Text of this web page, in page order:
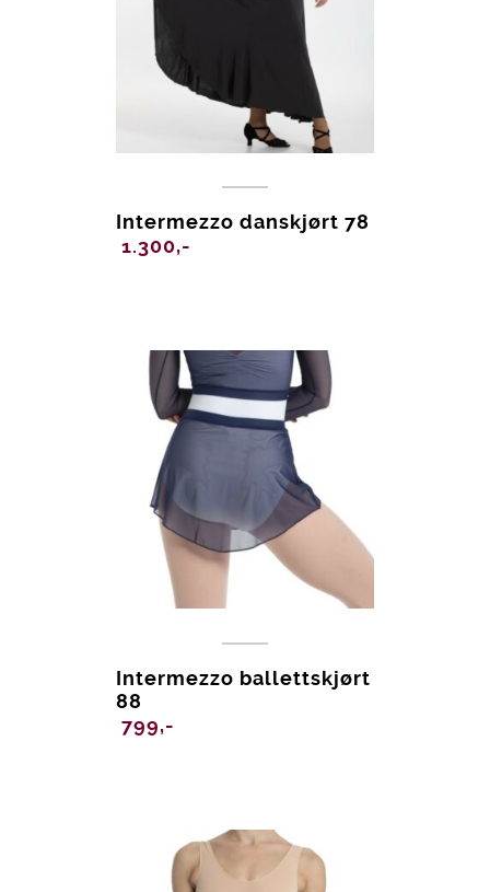
Intermezzo danskjørt 78
1.300,-
Intermezzo ballettskjørt
88
799,-